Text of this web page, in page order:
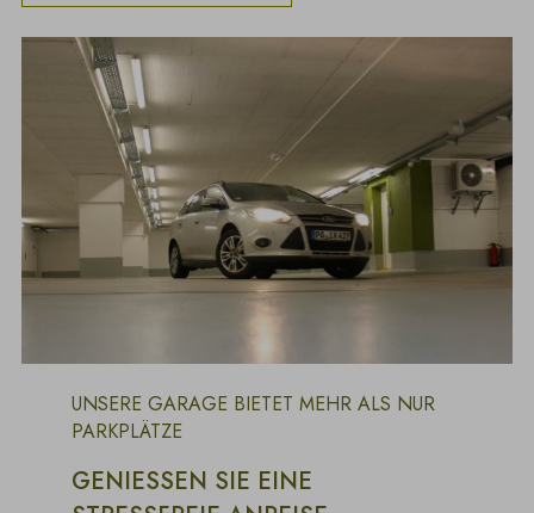
UNSERE GARAGE BIETET MEHR ALS NUR
PARKPLÄTZE
GENIESSEN SIE EINE S